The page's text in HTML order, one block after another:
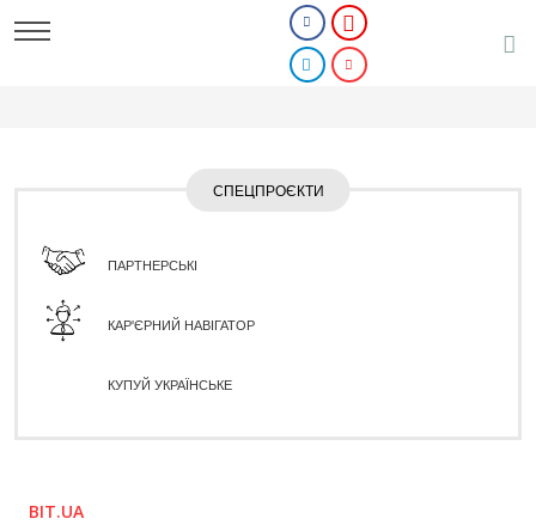
СПЕЦПРОЄКТИ
ПАРТНЕРСЬКІ
КАР'ЄРНИЙ НАВІГАТОР
КУПУЙ УКРАЇНСЬКЕ
BIT.UA